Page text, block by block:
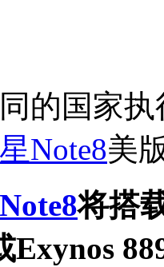
的国家
Note8美
Note8将搭
Exynos